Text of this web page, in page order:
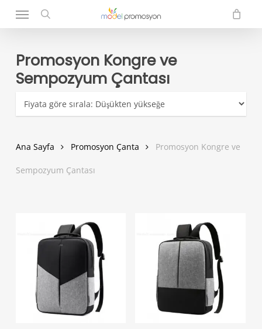
search
Menu
Promosyon Kongre ve
Sempozyum Çantası
Ana Sayfa Promosyon Çanta Promosyon Kongre ve
Sempozyum Çantası